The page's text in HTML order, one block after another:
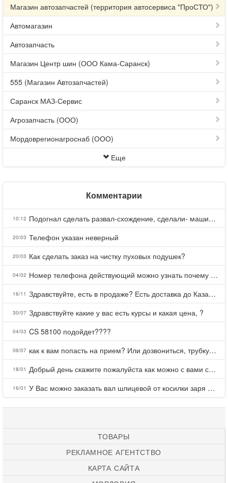
Магазин автозапчастей (территория автосервиса "ПроСТО")
Автомагазин
Автозапчасть
Магазин Центр шин (ООО Кама-Саранск)
555 (Магазин Автозапчастей)
Саранск МАЗ-Сервис
Агрозапчасть (ООО)
Мордоврегионагроснаб (ООО)
Еще
Комментарии
10:12 Подогнал сделать развал-схождение, сделали- машина уходит на право и колеса проверил все хорошо с атмосферами ужас как можно делать авто, не ужели не берегут свою репутацию, не советую.
20/03 Телефон указан неверный
20/03 Как сделать заказ на чистку пуховых подушек?
04/02 Номер телефона действующий можно узнать почему номер неправельный
16/11 Здравствуйте, есть в продаже? Есть доставка до Казани?
30/07 Здравствуйте какие у вас есть курсы и какая цена, ?
04/03 CS 58100 подойдет????
06/07 как к вам попасть на прием? Или дозвониться, трубку не берете.
18/01 Добрый день скажите пожалуйста как можно с вами связаться . Телефон не отвечает .Заказала кухню в тц Хороший есть претензии а менеджер контактов не дает .Что делать?
16/01 У Вас можно заказать вал шлицевой от косилки заря для мтз, который соединяет мотоблок с косилкой.?
ТОВАРЫ
РЕКЛАМНОЕ АГЕНТСТВО
КАРТА САЙТА